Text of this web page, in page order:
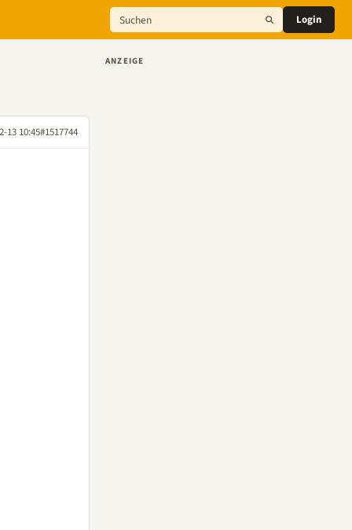
Login
13 10:45#1517744
ANZEIGE